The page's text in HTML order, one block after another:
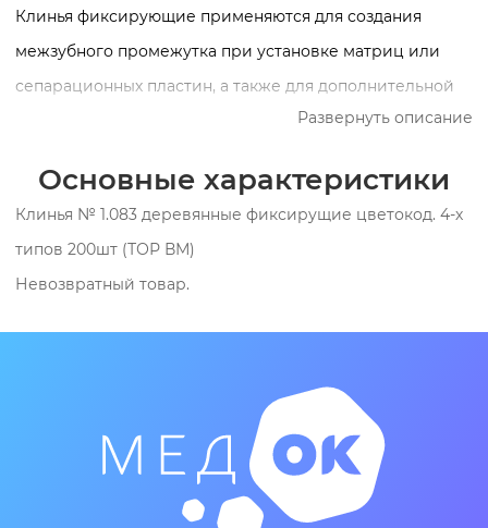
Клинья фиксирующие применяются для создания
межзубного промежутка при установке матриц или
сепарационных пластин, а также для дополнительной
фиксации матриц и обеспечения лучшего их
быть использованы с целью создания межзубного
промежутка при обработке поверхности пломб
полосками щлифовальными. Такой прием уменьшает
износ поверхности полосок, тем самым увеличивая
эффективность шлифования. Боковые вогнутые
Развернуть описание
Основные характеристики
Клинья № 1.083 деревянные фиксирущие цветокод. 4-х
типов 200шт (ТОР ВМ)
Невозвратный товар.